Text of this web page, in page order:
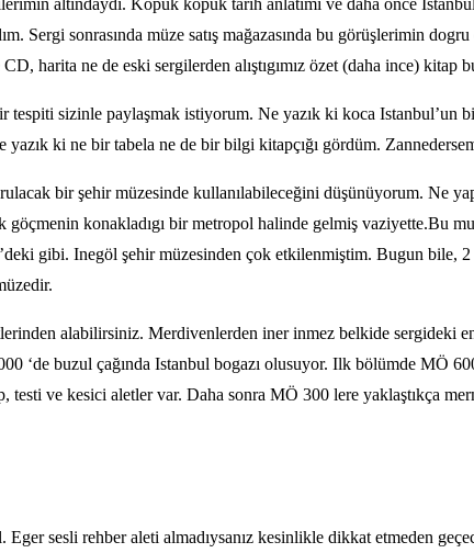
Sergi sonrasında müze satış mağazasında bu görüşlerimin
harita ne de eski sergilerden alıştıgımız özet (daha ince)
sizinle paylaşmak istiyorum. Ne yazık ki koca Istanbul’un
ki ne bir tabela ne de bir bilgi kitapçığı gördüm.
bir şehir müzesinde kullanılabileceğini düşünüyorum. Ne
konakladıgı bir metropol halinde gelmiş vaziyette.Bu
gibi. Inegöl şehir müzesinden çok etkilenmiştim. Bugun
alabilirsiniz. Merdivenlerden iner inmez belkide sergideki en
‘de buzul çağında Istanbul bogazı olusuyor. Ilk bölümde MÖ
ve kesici aletler var. Daha sonra MÖ 300 lere yaklaştıkça
sesli rehber aleti almadıysanız kesinlikle dikkat etmeden